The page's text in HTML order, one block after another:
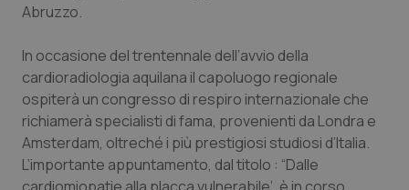
Liguria
Lombardia
Marche
Disturbi dell’umore
Dolore
Donna & Salute
Abruzzo.
In occasione del trentennale dell’avvio della
cardioradiologia aquilana il capoluogo regionale
ospiterà un congresso di respiro internazionale che
richiamerà specialisti di fama, provenienti da Londra e
Amsterdam, oltreché i più prestigiosi studiosi d’Italia.
L’importante appuntamento, dal titolo : “Dalle